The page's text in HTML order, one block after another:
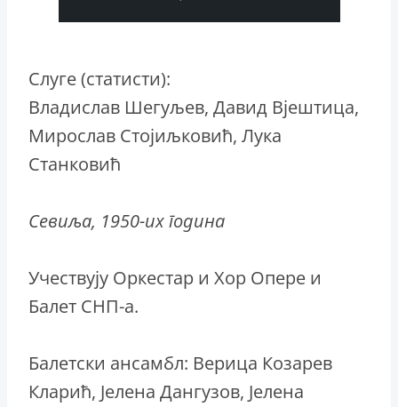
Слуге (статисти):
Владислав Шегуљев, Давид Вјештица,
Мирослав Стојиљковић, Лука
Станковић
Севиља, 1950-их година
Учествују Оркестар и Хор Опере и
Балет СНП-а.
Балетски ансамбл: Верица Козарев
Кларић, Јелена Дангузов, Јелена